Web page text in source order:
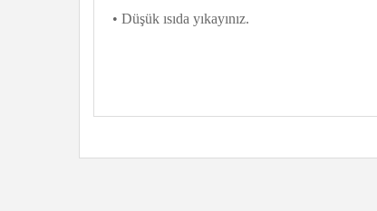
• Düşük ısıda yıkayınız.